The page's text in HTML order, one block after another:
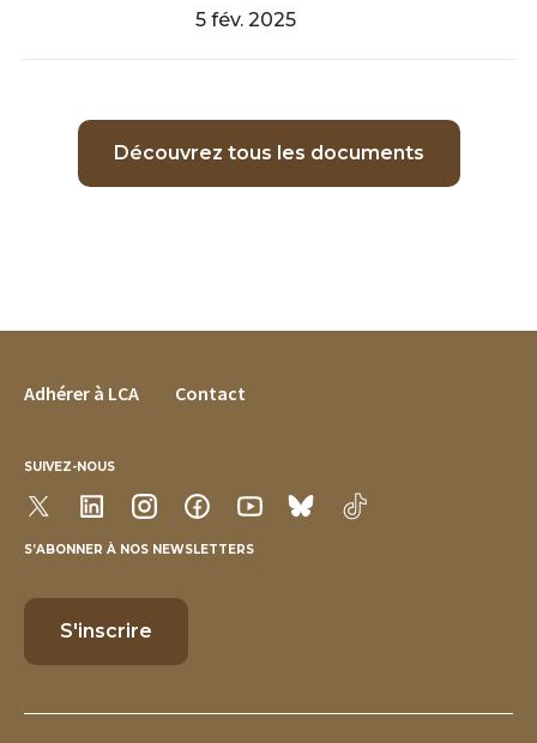
5 fév. 2025
Découvrez tous les documents
FOOTER MENU
Adhérer à LCA Contact
SUIVEZ-NOUS
S’ABONNER À NOS NEWSLETTERS